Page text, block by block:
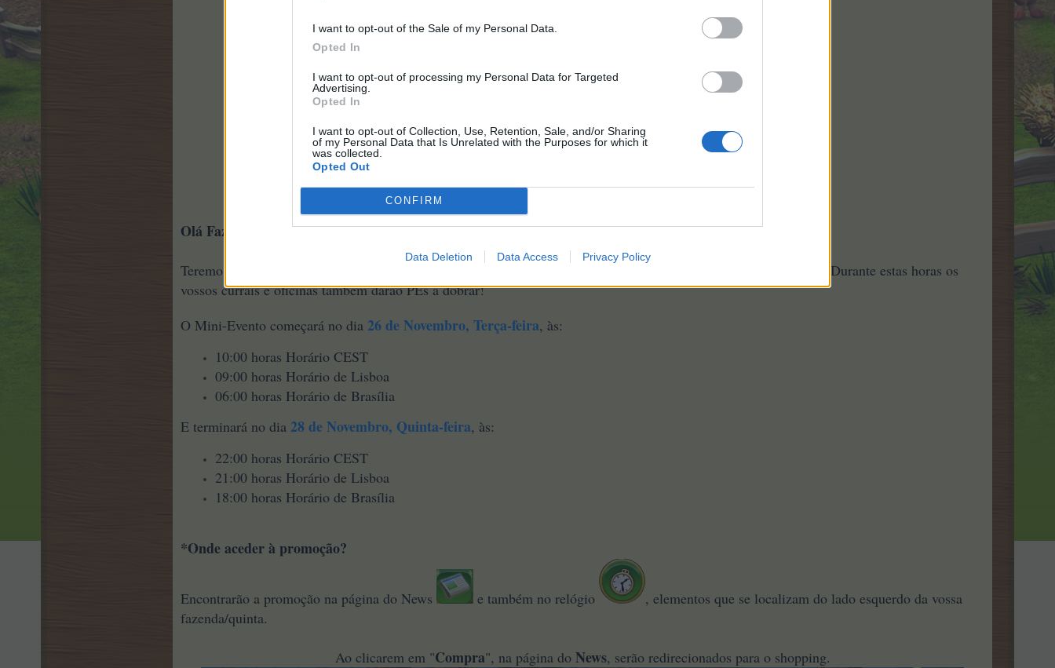
I want to opt-out of the Sale of my Personal Data.
Opted In
I want to opt-out of processing my Personal Data for Targeted
Advertising.
Opted In
I want to opt-out of Collection, Use, Retention, Sale, and/or Sharing
of my Personal Data that Is Unrelated with the Purposes for which it
was collected.
Opted Out
CONFIRM
Data Deletion Data Access Privacy Policy
Olá Fazendeiros!
Teremos uma promoção do
relativa à compra de Currais Laranja e Currais Clássicos ++. Durante estas horas os
vossos currais e oficinas também darão PEs a dobrar!
O Mini-Evento começará no dia 26 de Novembro, Terça-feira, às:
10:00 horas Horário CEST
09:00 horas Horário de Lisboa
06:00 horas Horário de Brasília
E terminará no dia 28 de Novembro, Quinta-feira, às:
22:00 horas Horário CEST
21:00 horas Horário de Lisboa
18:00 horas Horário de Brasília
*Onde aceder à promoção?
Encontrarão a promoção na página do News e também no relógio
, elementos que se localizam do lado esquerdo da vossa
fazenda/quinta.
Ao clicarem em "Compra", na página do News, serão redirecionados para o shopping.